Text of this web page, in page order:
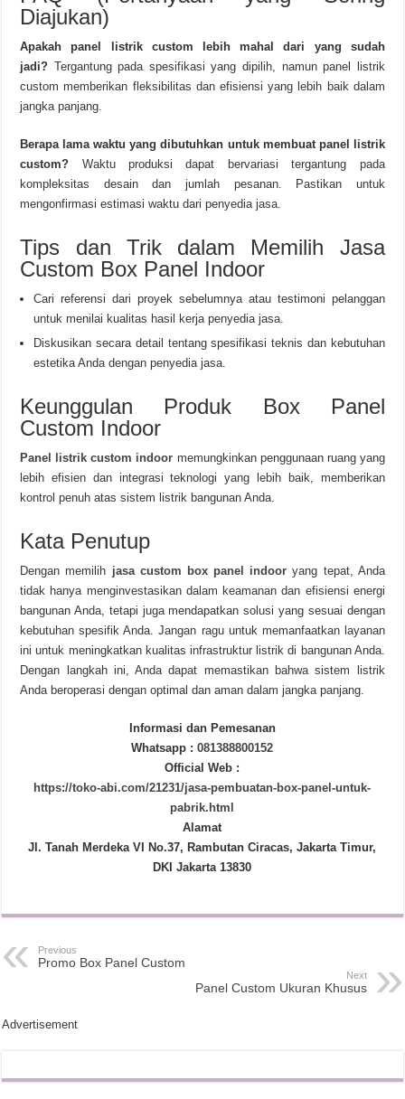
Diajukan)
Apakah panel listrik custom lebih mahal dari yang sudah
jadi? Tergantung pada spesifikasi yang dipilih, namun panel listrik
custom memberikan fleksibilitas dan efisiensi yang lebih baik dalam
jangka panjang.
Berapa lama waktu yang dibutuhkan untuk membuat panel listrik
custom? Waktu produksi dapat bervariasi tergantung pada
kompleksitas desain dan jumlah pesanan. Pastikan untuk
mengonfirmasi estimasi waktu dari penyedia jasa.
Tips dan Trik dalam Memilih Jasa
Custom Box Panel Indoor
Cari referensi dari proyek sebelumnya atau testimoni pelanggan
untuk menilai kualitas hasil kerja penyedia jasa.
Diskusikan secara detail tentang spesifikasi teknis dan kebutuhan
estetika Anda dengan penyedia jasa.
Keunggulan Produk Box Panel
Custom Indoor
Panel listrik custom indoor memungkinkan penggunaan ruang yang
lebih efisien dan integrasi teknologi yang lebih baik, memberikan
kontrol penuh atas sistem listrik bangunan Anda.
Kata Penutup
Dengan memilih jasa custom box panel indoor yang tepat, Anda
tidak hanya menginvestasikan dalam keamanan dan efisiensi energi
bangunan Anda, tetapi juga mendapatkan solusi yang sesuai dengan
kebutuhan spesifik Anda. Jangan ragu untuk memanfaatkan layanan
ini untuk meningkatkan kualitas infrastruktur listrik di bangunan Anda.
Dengan langkah ini, Anda dapat memastikan bahwa sistem listrik
Anda beroperasi dengan optimal dan aman dalam jangka panjang.
Informasi dan Pemesanan
Whatsapp :081388800152
Official Web :
https://toko-abi.com/21231/jasa-pembuatan-box-panel-untuk-
pabrik.html
Alamat
Jl. Tanah Merdeka VI No.37, Rambutan Ciracas, Jakarta Timur,
DKI Jakarta 13830
Previous
Promo Box Panel Custom
Next
Panel Custom Ukuran Khusus
Advertisement